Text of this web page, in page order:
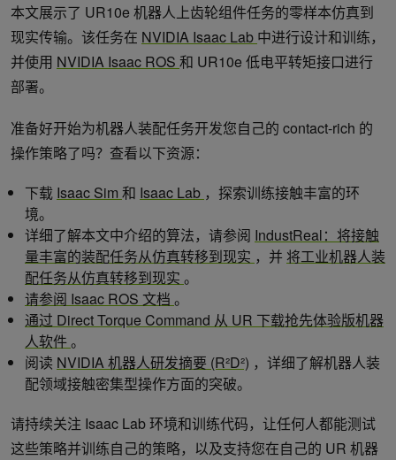
本文展示了 UR10e 机器人上齿轮组件任务的零样本仿真到
现实传输。该任务在 NVIDIA Isaac Lab 中进行设计和训练，
并使用 NVIDIA Isaac ROS 和 UR10e 低电平转矩接口进行
部署。
准备好开始为机器人装配任务开发您自己的 contact-rich 的
操作策略了吗？查看以下资源：
下载 Isaac Sim 和 Isaac Lab ，探索训练接触丰富的环
境。
详细了解本文中介绍的算法，请参阅 IndustReal：将接触
量丰富的装配任务从仿真转移到现实 ，并 将工业机器人装
配任务从仿真转移到现实 。
请参阅 Isaac ROS 文档 。
通过 Direct Torque Command 从 UR 下载抢先体验版机器
人软件。
阅读 NVIDIA 机器人研发摘要 (R²D²) ，详细了解机器人装
配领域接触密集型操作方面的突破。
请持续关注 Isaac Lab 环境和训练代码，让任何人都能测试
这些策略并训练自己的策略，以及支持您在自己的 UR 机器